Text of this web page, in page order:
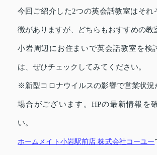
今回ご紹介した2つの英会話教室はそれ
徴がありますが、どちらもおすすめの教
小岩周辺にお住まいで英会話教室を検
は、ぜひチェックしてみてください。
※新型コロナウイルスの影響で営業状況
場合がございます。HPの最新情報を
い。
ホームメイト小岩駅前店 株式会社コーユー